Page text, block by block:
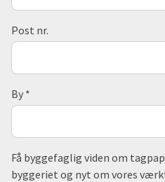
Post nr.
By *
Få byggefaglig viden om
byggeriet og nyt om vores